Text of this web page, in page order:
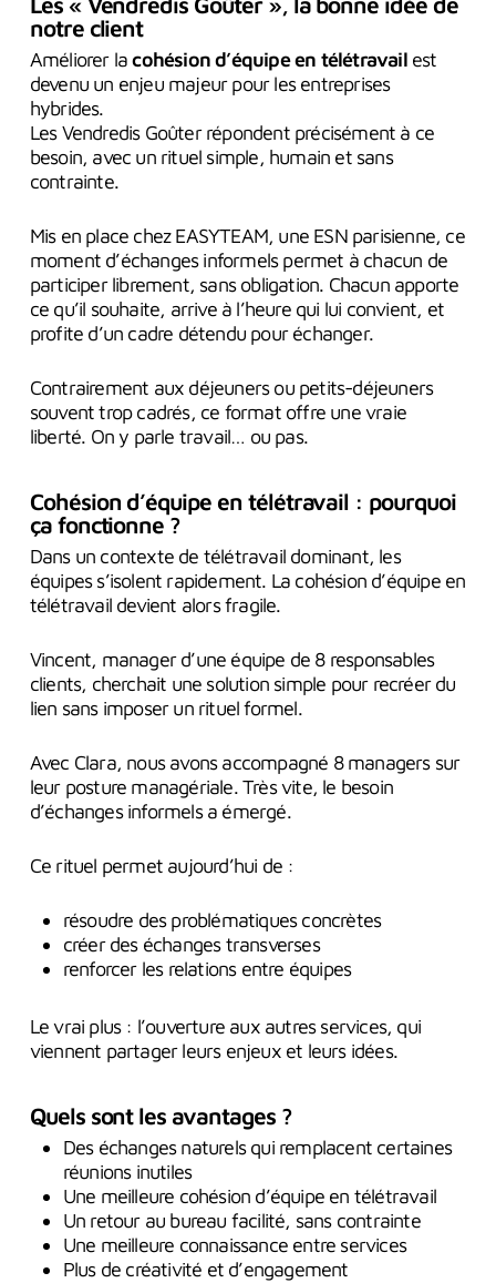
notre client
Améliorer lacohésion d’équipe en télétravailest
devenu un enjeu majeur pour les entreprises
hybrides.
Les Vendredis Goûter répondent précisément à ce
besoin, avec un rituel simple, humain et sans
contrainte.
Mis en place chez EASYTEAM, une ESN parisienne, ce
moment d’échanges informels permet à chacun de
participer librement, sans obligation. Chacun apporte
ce qu’il souhaite, arrive à l’heure qui lui convient, et
profite d’un cadre détendu pour échanger.
Contrairement aux déjeuners ou petits-déjeuners
souvent trop cadrés, ce format offre une vraie
liberté. On y parle travail… ou pas.
Cohésion d’équipe en télétravail : pourquoi
ça fonctionne ?
Dans un contexte de télétravail dominant, les
équipes s’isolent rapidement. La cohésion d’équipe en
télétravail devient alors fragile.
Vincent, manager d’une équipe de 8 responsables
clients, cherchait une solution simple pour recréer du
lien sans imposer un rituel formel.
Avec Clara, nous avons accompagné 8 managers sur
leur posture managériale. Très vite, le besoin
d’échanges informels a émergé.
Ce rituel permet aujourd’hui de :
résoudre des problématiques concrètes
créer des échanges transverses
renforcer les relations entre équipes
Le vrai plus : l’ouverture aux autres services, qui
viennent partager leurs enjeux et leurs idées.
Quels sont les avantages ?
Des échanges naturels qui remplacent certaines
réunions inutiles
Une meilleure cohésion d’équipe en télétravail
Un retour au bureau facilité, sans contrainte
Une meilleure connaissance entre services
Plus de créativité et d’engagement